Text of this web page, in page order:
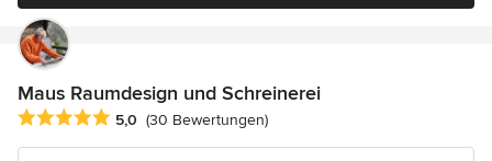
Maus Raumdesign und Schreinerei
Durchschnittliche Bewertung: 5 von 5 Sternen
5,0 (30 Bewertungen)